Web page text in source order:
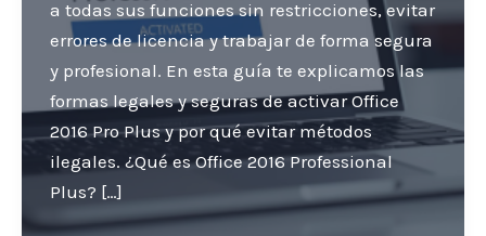
a todas sus funciones sin restricciones, evitar
errores de licencia y trabajar de forma segura
y profesional. En esta guía te explicamos las
formas legales y seguras de activar Office
2016 Pro Plus y por qué evitar métodos
ilegales. ¿Qué es Office 2016 Professional
Plus? […]